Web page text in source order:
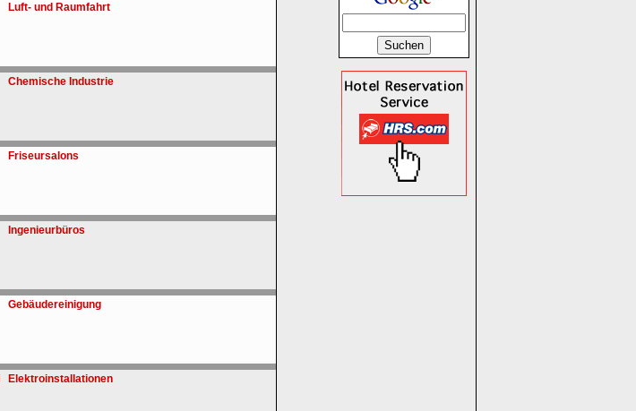
Luft- und Raumfahrt
Chemische Industrie
Friseursalons
Ingenieurbüros
Gebäudereinigung
Elektroinstallationen